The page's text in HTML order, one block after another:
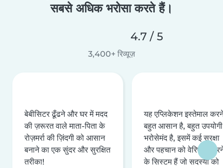
सबसे अधिक भरोसा करते हैं।
4.7 / 5
3,400+ रिव्यूज़
बेबीसिटर ढूँढने और घर में मदद
की ज़रूरत वाले माता-पिता के
रोज़मर्रा की ज़िंदगी को आसान
बनाने का एक सुंदर और सुरक्षित
तरीका!
यह एप्लिकेशन इस्तेमाल
बहुत आसान है, बहुत
भरोसेमंद है, इसमें कई सुरक्षा
और पहचान को वेरिफ़ाई
के सिस्टम हैं जो सदस्यों को